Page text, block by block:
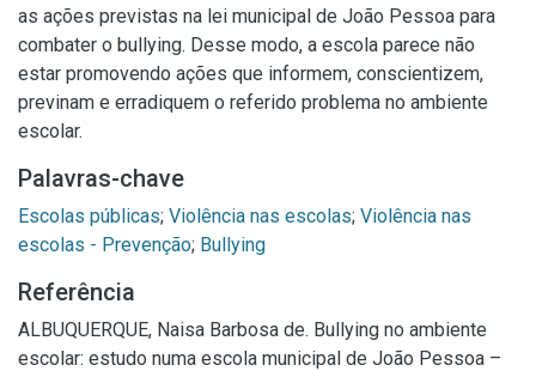
as ações previstas na lei municipal de João Pessoa para
combater o bullying. Desse modo, a escola parece não
estar promovendo ações que informem, conscientizem,
previnam e erradiquem o referido problema no ambiente
escolar.
Palavras-chave
Escolas públicas; Violência nas escolas; Violência nas
escolas - Prevenção; Bullying
Referência
ALBUQUERQUE, Naisa Barbosa de. Bullying no ambiente
escolar: estudo numa escola municipal de João Pessoa –